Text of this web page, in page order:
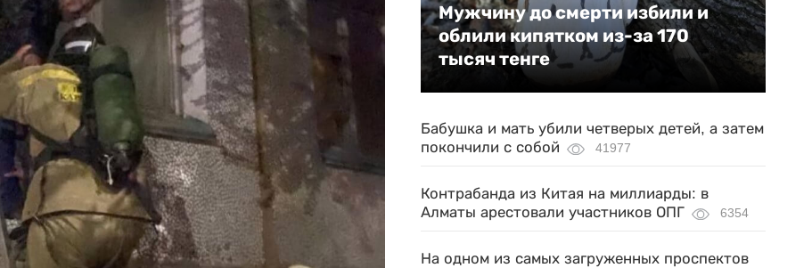
Мужчину до смерти избили и
облили кипятком из-за 170
тысяч тенге
Бабушка и мать убили четверых детей, а затем
покончили с собой
41977
Контрабанда из Китая на миллиарды: в
Алматы арестовали участников ОПГ
6354
На одном из самых загруженных проспектов